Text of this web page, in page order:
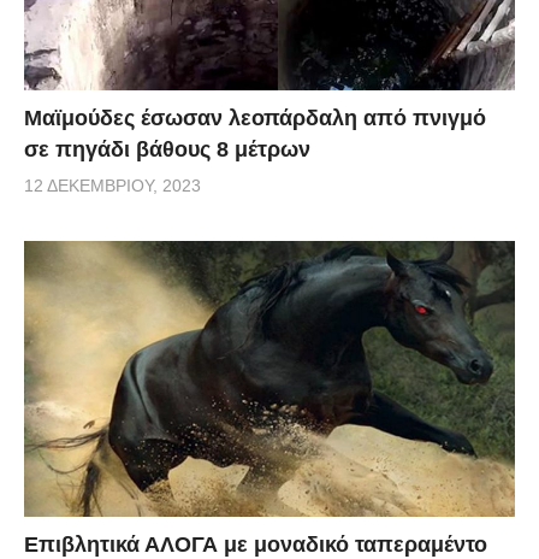
Μαϊμούδες έσωσαν λεοπάρδαλη από πνιγμό
σε πηγάδι βάθους 8 μέτρων
12 ΔΕΚΕΜΒΡΊΟΥ, 2023
Επιβλητικά ΑΛΟΓΑ με μοναδικό ταπεραμέντο